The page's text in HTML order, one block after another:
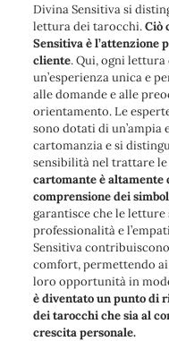
Divina Sensitiva si
lettura dei tarocchi.Ciò
Sensitiva è l’attenzione
cliente. Qui, ogni
un’esperienza unica e
alle domande e alle
orientamento. Le
sono dotati di un’ampia
cartomanzia e si
sensibilità nel trattare
cartomante è altamente
comprensione dei
garantisce che le
professionalità e
Sensitiva
comfort, permettendo
loro opportunità in
è diventato un punto di
dei tarocchi che sia al
crescita personale.